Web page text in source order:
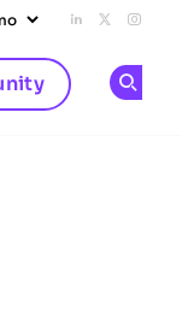
Add us on
Follow